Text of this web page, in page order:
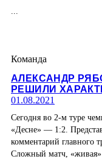
...
Команда
АЛЕКСАНДР
РЕШИЛИ
01.08.2021
Сегодня во 2-м туре
«Десне» — 1:2.
комментарий главного
Сложный матч, «живая»